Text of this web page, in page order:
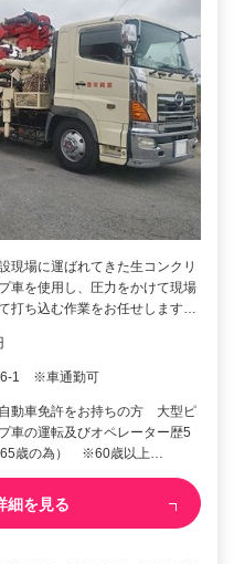
現場に運ばれてきた生コンクリ
車を使用し、圧力をかけて現場
打ち込む作業をお任せします…
1 ※車通勤可
動車免許をお持ちの方 大型ピ
車の運転及びオペレーター歴5
65歳の為） ※60歳以上…
細を見る